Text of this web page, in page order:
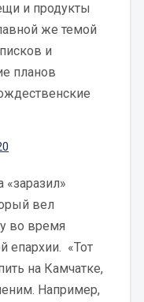
и продукты
же темой
и
планов
вел
во время
епархии. «Тот
на Камчатке,
Например,